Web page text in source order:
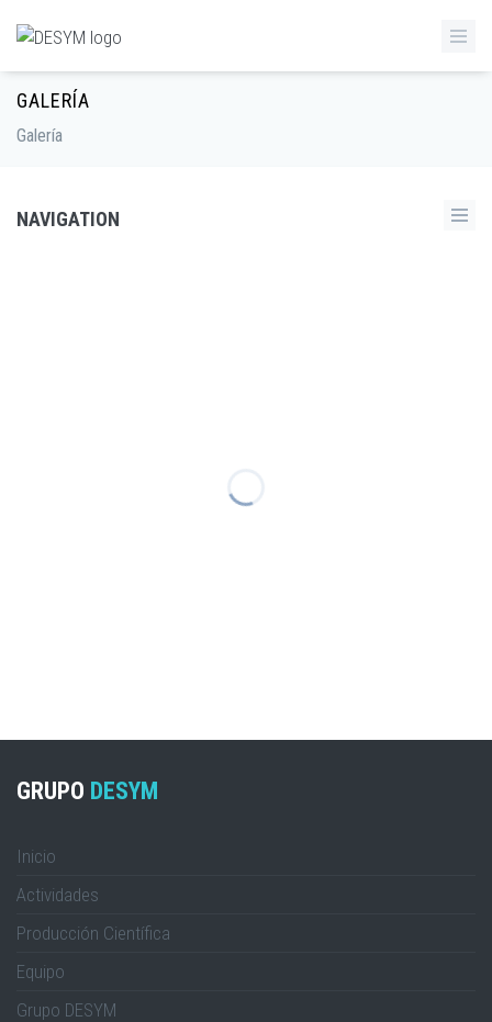
GALERÍA
Galería
NAVIGATION
GRUPO DESYM
Inicio
Actividades
Producción Científica
Equipo
Grupo DESYM